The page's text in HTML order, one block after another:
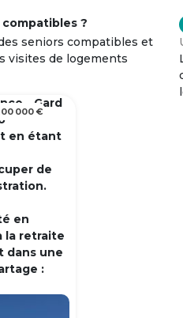
?
seniors compatibles et
visites de logements
- Gard
en étant
de
en
la retraite
dans une
:
000 €